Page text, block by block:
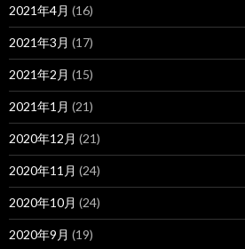
2021年4月 (16)
2021年3月 (17)
2021年2月 (15)
2021年1月 (21)
2020年12月 (21)
2020年11月 (24)
2020年10月 (24)
2020年9月 (19)